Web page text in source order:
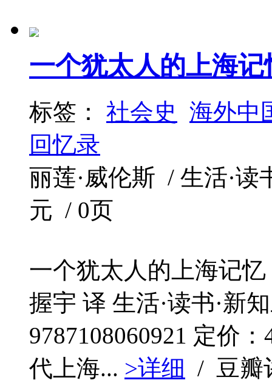
一个犹太人的上海记
标签： 社会史
海外中
回忆录
丽莲·威伦斯 / 生活·读
元 / 0页
一个犹太人的上海记忆
握宇 译 生活·读书·新
9787108060921 定价
代上海... >详细 / 豆瓣